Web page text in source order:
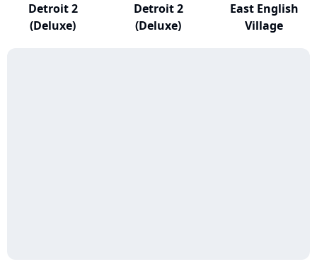
Detroit 2
(Deluxe)
Detroit 2
(Deluxe)
East English
Village